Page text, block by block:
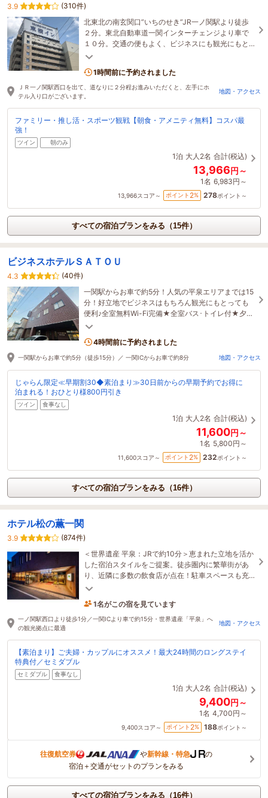
3.9
(310件)
北東北の南玄関口”いちのせき”JR一ノ関駅より徒歩
２分。東北自動車道一関インターチェンジより車で
１０分。交通の便もよく、ビジネスにも観光にもと
ても便利な立地です。
1時間前に予約されました
ＪＲ一ノ関駅西口を出て、道なりに２分程お進みいただくと、左手にホ
テル入り口がございます。
地図・アクセス
ファミリー・推し活・スポーツ観戦【朝食・アメニティ無料】コスパ最
強！
ツイン 朝のみ
1泊 大人2名 合計(税込)
13,966円～
1名 6,983円～
13,966スコア～ ポイント 2% 278ポイント～
すべての宿泊プランをみる（15件）
ビジネスホテルＳＡＴＯＵ
4.3
(40件)
一関駅からお車で約5分！人気の平泉エリアまでは15
分！好立地でビジネスはもちろん観光にもとっても
便利♪全室無料Wi-Fi完備★全室バス･トイレ付★夕食
も朝食も嬉しい手作り◎電子マネーも使用可！
4時間前に予約されました
一関駅からお車で約5分（徒歩15分）／ 一関ICからお車で約8分 地図・アクセス
じゃらん限定≪早期割30◆素泊まり≫30日前からの早期予約でお得に
泊まれる！おひとり様800円引き
ツイン 食事なし
1泊 大人2名 合計(税込)
11,600円～
1名 5,800円～
11,600スコア～ ポイント 2% 232ポイント～
すべての宿泊プランをみる（16件）
ホテル松の薫一関
3.9
(874件)
＜世界遺産 平泉：JRで約10分＞恵まれた立地を活か
した宿泊スタイルをご提案。徒歩圏内に繁華街があ
り、近隣に多数の飲食店が点在！駐車スペースも充
実しておりますので安心してお車でもお越しくださ
1名がこの宿を見ています
3時間前に予約されました
一ノ関駅西口より徒歩1分／一関ICより車で約15分・世界遺産「平泉」へ
の観光拠点に最適
地図・アクセス
【素泊まり】ご夫婦・カップルにオススメ！最大24時間のロングステイ
特典付／セミダブル
セミダブル 食事なし
1泊 大人2名 合計(税込)
9,400円～
1名 4,700円～
9,400スコア～ ポイント 2% 188ポイント～
往復航空券 や新幹線・特急
の
宿泊＋交通がセットのプランをみる
すべての宿泊プランをみる（16件）